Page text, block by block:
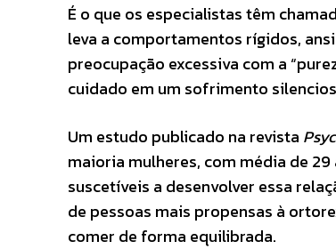
É o que os especialistas têm
leva a comportamentos rígidos,
preocupação excessiva com a
cuidado em um sofrimento
Um estudo publicado na revista
maioria mulheres, com média de
suscetíveis a desenvolver essa
de pessoas mais propensas à
comer de forma equilibrada.